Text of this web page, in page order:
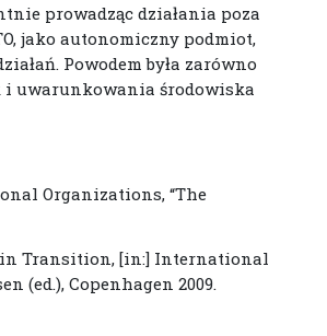
prowadząc działania poza
jako autonomiczny podmiot,
Powodem była zarówno
i uwarunkowania środowiska
Organizations, “The
Transition, [in:] International
(ed.), Copenhagen 2009.